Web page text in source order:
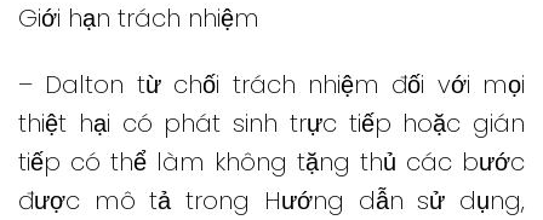
Giới hạn trách nhiệm
– Dalton từ chối trách nhiệm đối với mọi
thiệt hại có phát sinh trực tiếp hoặc gián
tiếp có thể làm không tặng thủ các bước
được mô tả trong Hướng dẫn sử dụng,